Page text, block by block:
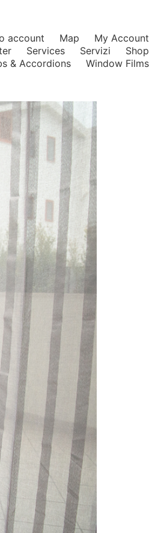
account Map
My Account
Services Servizi
Shop
& Accordions Window Films